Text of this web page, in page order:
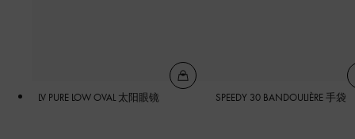
LV PURE LOW OVAL 太阳眼镜 SPEEDY 30 BANDOULIÈRE 手袋